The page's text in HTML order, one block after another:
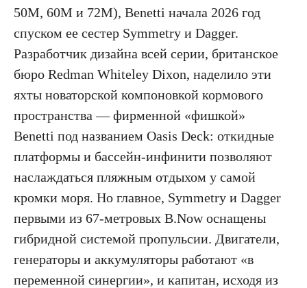
50M, 60M и 72M), Benetti начала 2026 год
спуском ее сестер Symmetry и Dagger.
Разработчик дизайна всей серии, британское
бюро Redman Whiteley Dixon, наделило эти
яхты новаторской компоновкой кормового
пространства — фирменной «фишкой»
Benetti под названием Oasis Deck: откидные
платформы и бассейн-инфинити позволяют
наслаждаться пляжным отдыхом у самой
кромки моря. Но главное, Symmetry и Dagger
первыми из 67-метровых B.Now оснащены
гибридной системой пропульсии. Двигатели,
генераторы и аккумуляторы работают «в
переменной синергии», и капитан, исходя из